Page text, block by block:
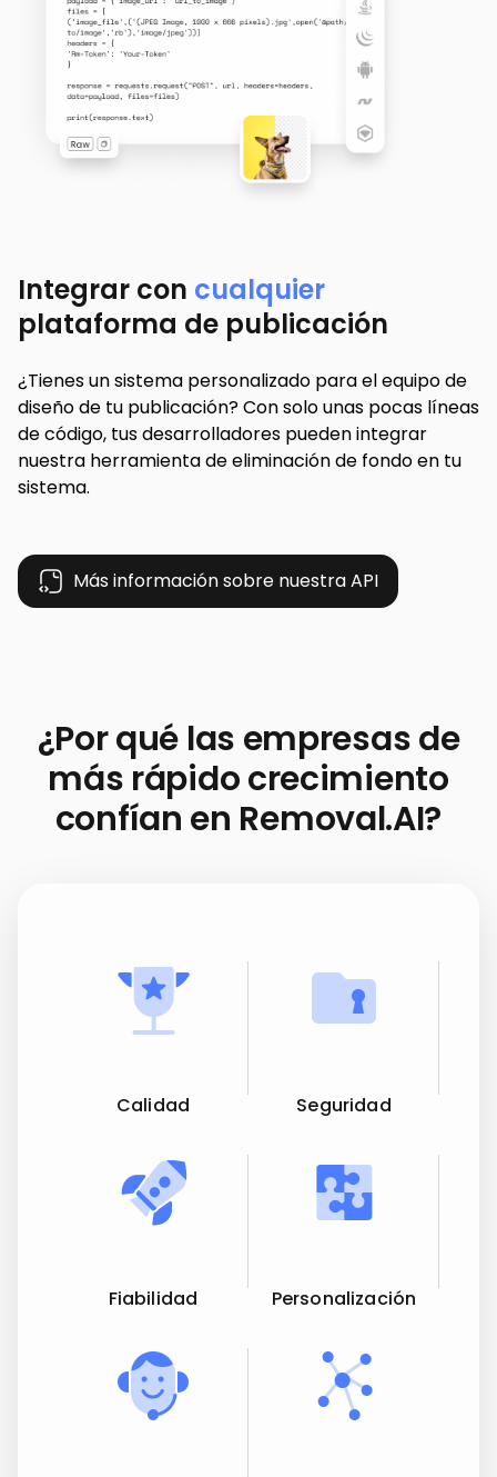
Integrar con cualquier
plataforma de publicación
¿Tienes un sistema personalizado para el equipo de
diseño de tu publicación? Con solo unas pocas líneas
de código, tus desarrolladores pueden integrar
nuestra herramienta de eliminación de fondo en tu
sistema.
Más información sobre nuestra API
¿Por qué las empresas de
más rápido crecimiento
confían en Removal.AI?
Calidad Seguridad
Fiabilidad Personalización